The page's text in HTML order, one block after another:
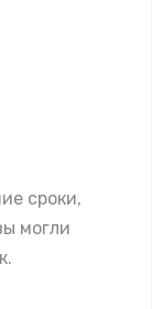
сроки,
могли